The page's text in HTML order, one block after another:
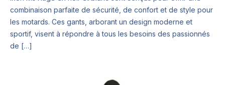
combinaison parfaite de sécurité, de confort et de style pour
les motards. Ces gants, arborant un design moderne et
sportif, visent à répondre à tous les besoins des passionnés
de […]